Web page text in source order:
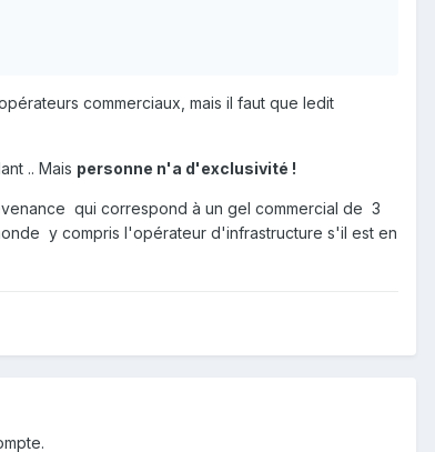
commerciaux, mais il faut que ledit
.. Mais personne n'a d'exclusivité !
qui correspond à un gel commercial de 3
y compris l'opérateur d'infrastructure s'il est en